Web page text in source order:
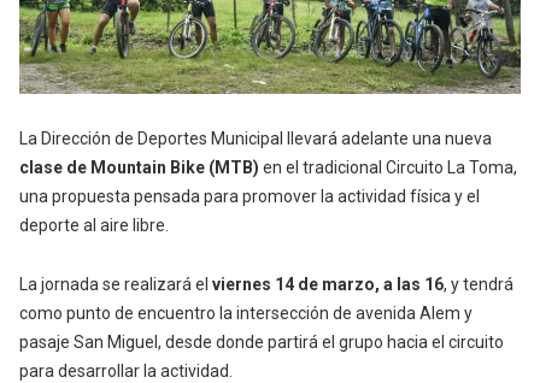
La Dirección de Deportes Municipal llevará adelante una nueva
clase de Mountain Bike (MTB) en el tradicional Circuito La Toma,
una propuesta pensada para promover la actividad física y el
deporte al aire libre.
La jornada se realizará el viernes 14 de marzo, a las 16, y tendrá
como punto de encuentro la intersección de avenida Alem y
pasaje San Miguel, desde donde partirá el grupo hacia el circuito
para desarrollar la actividad.